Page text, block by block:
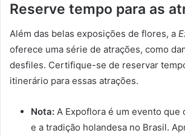
Reserve tempo para as
Além das belas exposições de flores, a
oferece uma série de atrações, como
desfiles. Certifique-se de reservar
itinerário para essas atrações.
Nota: A Expoflora é um evento que
e a tradição holandesa no Brasil.